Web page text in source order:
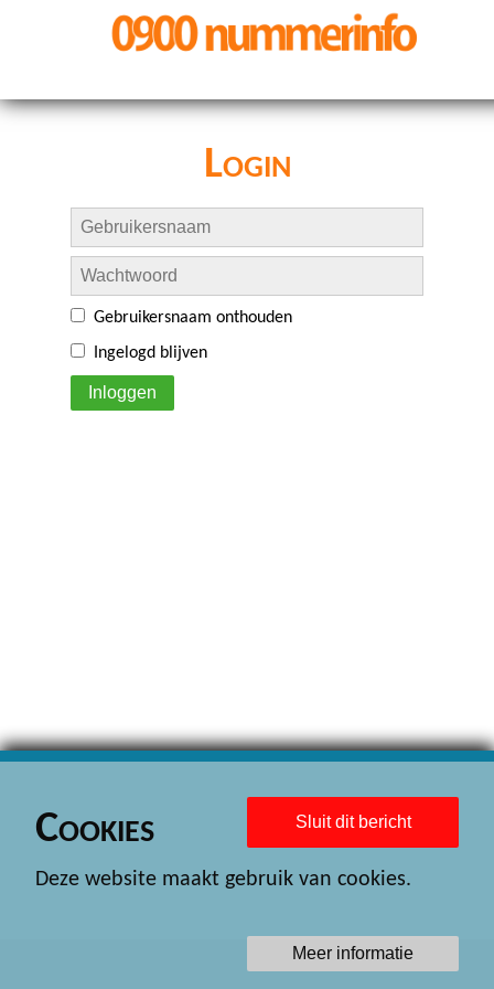
Login
Gebruikersnaam onthouden
Ingelogd blijven
Inloggen
Sluit dit bericht
Cookies
Deze website maakt gebruik van cookies.
Meer informatie